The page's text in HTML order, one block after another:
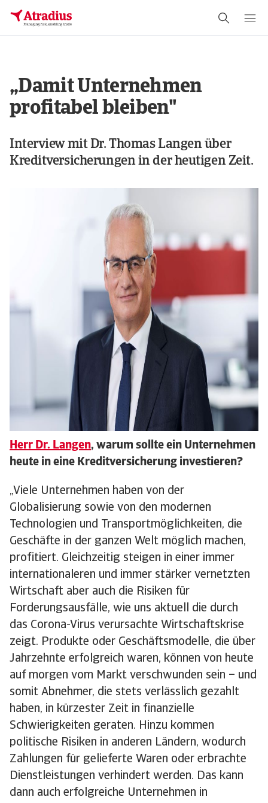
„Damit Unternehmen
profitabel bleiben"
Interview mit Dr. Thomas Langen über
Kreditversicherungen in der heutigen Zeit.
Herr Dr. Langen, warum sollte ein Unternehmen
heute in eine Kreditversicherung investieren?
„Viele Unternehmen haben von der
Globalisierung sowie von den modernen
Technologien und Transportmöglichkeiten, die
Geschäfte in der ganzen Welt möglich machen,
profitiert. Gleichzeitig steigen in einer immer
internationaleren und immer stärker vernetzten
Wirtschaft aber auch die Risiken für
Forderungsausfälle, wie uns aktuell die durch
das Corona-Virus verursachte Wirtschaftskrise
zeigt. Produkte oder Geschäftsmodelle, die über
Jahrzehnte erfolgreich waren, können von heute
auf morgen vom Markt verschwunden sein – und
somit Abnehmer, die stets verlässlich gezahlt
haben, in kürzester Zeit in finanzielle
Schwierigkeiten geraten. Hinzu kommen
politische Risiken in anderen Ländern, wodurch
Zahlungen für gelieferte Waren oder erbrachte
Dienstleistungen verhindert werden. Das kann
dann auch erfolgreiche Unternehmen in